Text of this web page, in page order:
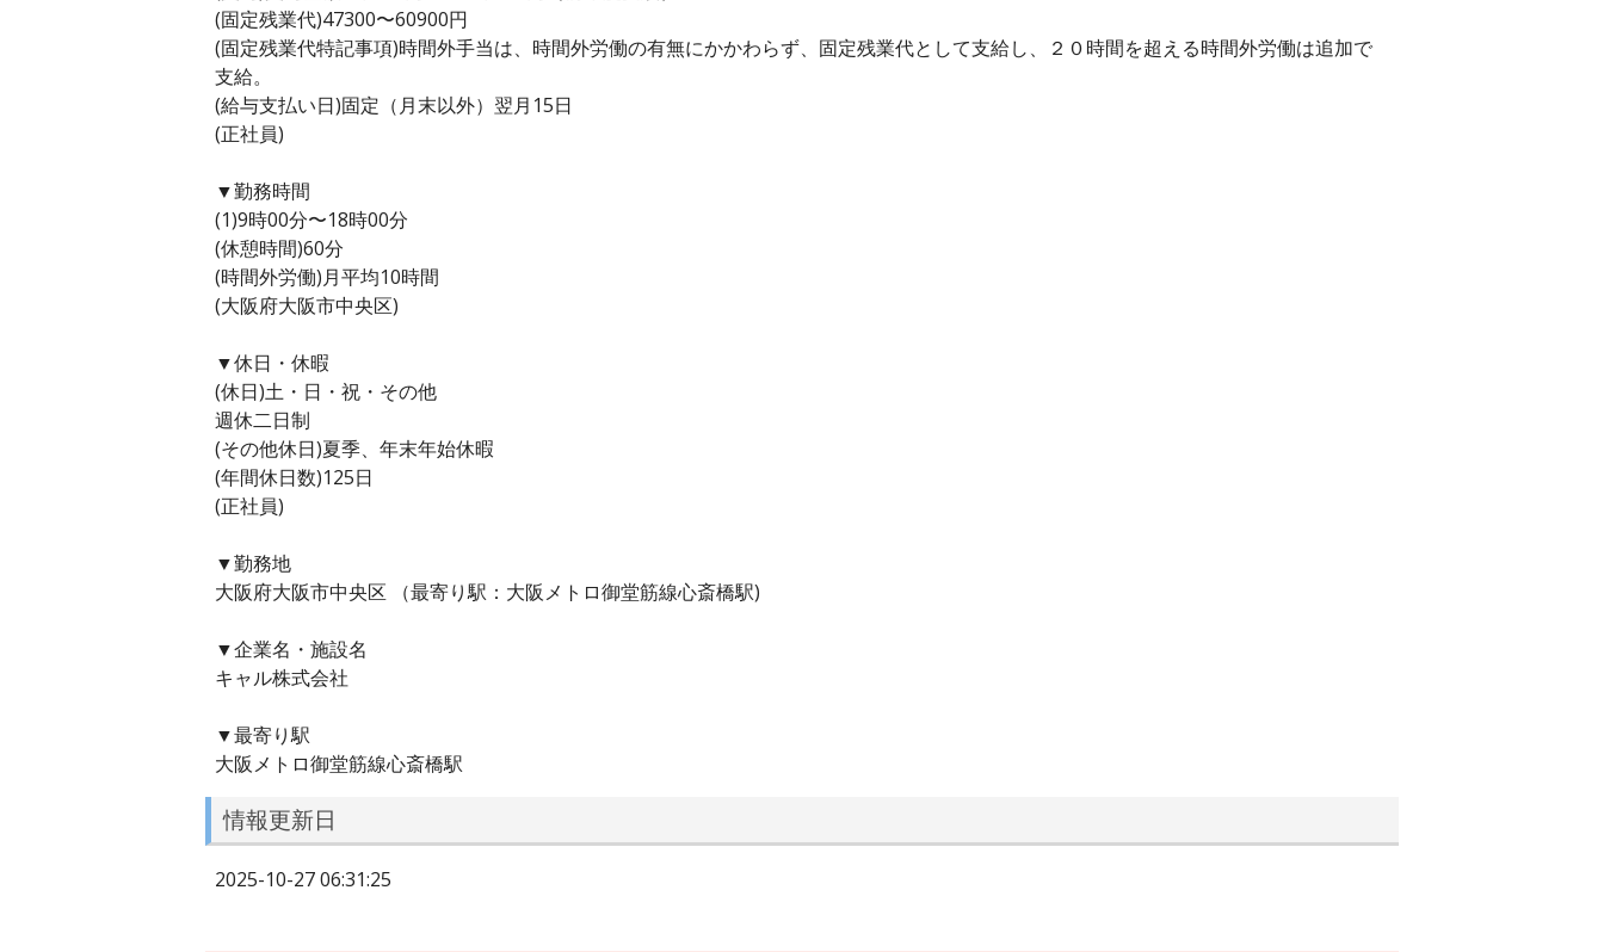
(固定残業代)47300〜60900円
(固定残業代特記事項)時間外手当は、時間外労働の有無にかかわらず、固定残業代として支給し、２０時間を超える時間外労働は追加で
支給。
(給与支払い日)固定（月末以外）翌月15日
(正社員)
▼勤務時間
(1)9時00分〜18時00分
(休憩時間)60分
(時間外労働)月平均10時間
(大阪府大阪市中央区)
▼休日・休暇
(休日)土・日・祝・その他
週休二日制
(その他休日)夏季、年末年始休暇
(年間休日数)125日
(正社員)
▼勤務地
大阪府大阪市中央区 （最寄り駅：大阪メトロ御堂筋線心斎橋駅)
▼企業名・施設名
キャル株式会社
▼最寄り駅
大阪メトロ御堂筋線心斎橋駅
情報更新日
2025-10-27 06:31:25